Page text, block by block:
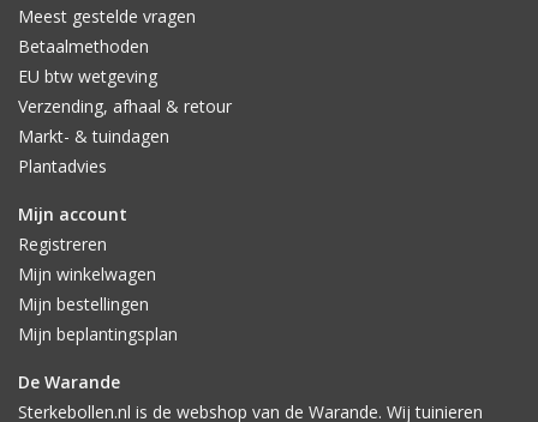
Meest gestelde vragen
Betaalmethoden
EU btw wetgeving
Verzending, afhaal & retour
Markt- & tuindagen
Plantadvies
Mijn account
Registreren
Mijn winkelwagen
Mijn bestellingen
Mijn beplantingsplan
De Warande
Sterkebollen.nl is de webshop van de Warande. Wij tuinieren